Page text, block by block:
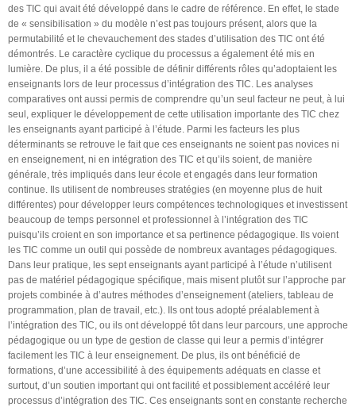
des TIC qui avait été développé dans le cadre de référence. En effet, le stade
de « sensibilisation » du modèle n’est pas toujours présent, alors que la
permutabilité et le chevauchement des stades d’utilisation des TIC ont été
démontrés. Le caractère cyclique du processus a également été mis en
lumière. De plus, il a été possible de définir différents rôles qu’adoptaient les
enseignants lors de leur processus d’intégration des TIC. Les analyses
comparatives ont aussi permis de comprendre qu’un seul facteur ne peut, à lui
seul, expliquer le développement de cette utilisation importante des TIC chez
les enseignants ayant participé à l’étude. Parmi les facteurs les plus
déterminants se retrouve le fait que ces enseignants ne soient pas novices ni
en enseignement, ni en intégration des TIC et qu’ils soient, de manière
générale, très impliqués dans leur école et engagés dans leur formation
continue. Ils utilisent de nombreuses stratégies (en moyenne plus de huit
différentes) pour développer leurs compétences technologiques et investissent
beaucoup de temps personnel et professionnel à l’intégration des TIC
puisqu’ils croient en son importance et sa pertinence pédagogique. Ils voient
les TIC comme un outil qui possède de nombreux avantages pédagogiques.
Dans leur pratique, les sept enseignants ayant participé à l’étude n’utilisent
pas de matériel pédagogique spécifique, mais misent plutôt sur l’approche par
projets combinée à d’autres méthodes d’enseignement (ateliers, tableau de
programmation, plan de travail, etc.). Ils ont tous adopté préalablement à
l’intégration des TIC, ou ils ont développé tôt dans leur parcours, une approche
pédagogique ou un type de gestion de classe qui leur a permis d’intégrer
facilement les TIC à leur enseignement. De plus, ils ont bénéficié de
formations, d’une accessibilité à des équipements adéquats en classe et
surtout, d’un soutien important qui ont facilité et possiblement accéléré leur
processus d’intégration des TIC. Ces enseignants sont en constante recherche